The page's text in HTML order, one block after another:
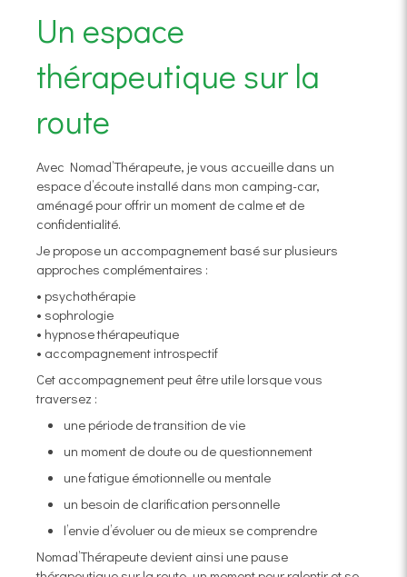
Un espace
thérapeutique sur la
route
Avec Nomad’Thérapeute, je vous accueille dans un
espace d’écoute installé dans mon camping-car,
aménagé pour offrir un moment de calme et de
confidentialité.
Je propose un accompagnement basé sur plusieurs
approches complémentaires :
• psychothérapie
• sophrologie
• hypnose thérapeutique
• accompagnement introspectif
Cet accompagnement peut être utile lorsque vous
traversez :
une période de transition de vie
un moment de doute ou de questionnement
une fatigue émotionnelle ou mentale
un besoin de clarification personnelle
l’envie d’évoluer ou de mieux se comprendre
Nomad’Thérapeute devient ainsi une pause